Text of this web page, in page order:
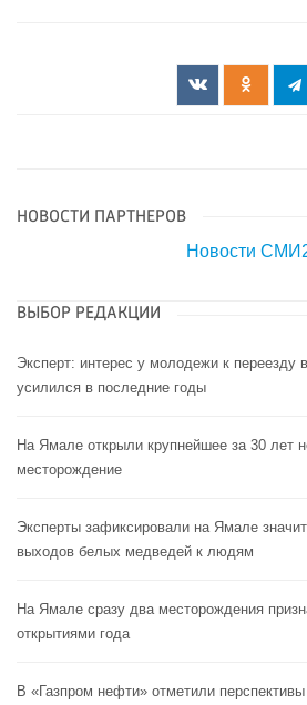
НОВОСТИ ПАРТНЕРОВ
Новости
ВЫБОР РЕДАКЦИИ
Эксперт: интерес у молодежи к переезду
усилился в последние годы
На Ямале открыли крупнейшее за 30 лет
месторождение
Эксперты зафиксировали на Ямале
выходов белых медведей к людям
На Ямале сразу два месторождения
открытиями года
В «Газпром нефти» отметили перспективы